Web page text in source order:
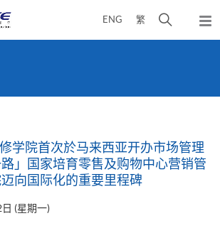
ENG 繁
开
弹
出
学院首次於马来西亚开办市场管理
」国家培育零售及购物中心营销管
向国际化的重要里程碑
(星期一)